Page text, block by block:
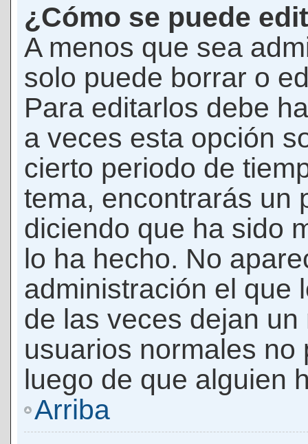
¿Cómo se puede
A menos que sea
solo puede borrar o
Para editarlos debe
a veces esta opción
cierto periodo de
tema, encontrarás un
diciendo que ha sido
lo ha hecho. No
administración el que
de las veces dejan
usuarios normales
luego de que alguien
Arriba